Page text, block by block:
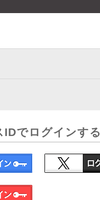
IDでログインする